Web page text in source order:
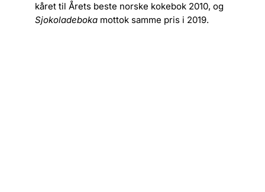
kåret til Årets beste norske kokebok 2010, og
Sjokoladeboka mottok samme pris i 2019.